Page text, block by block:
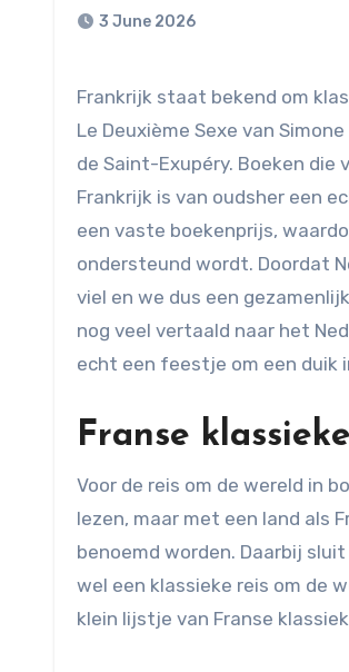
3 June 2026
Frankrijk staat bekend om klassiekers als Les Misérables van Victor Hugo,
Le Deuxième Sexe van
de Saint-Exupéry. Boeken die
Frankrijk is van oudsher een
een vaste boekenprijs,
ondersteund wordt. Doordat
viel en we dus een
nog veel vertaald naar het
echt een feestje om een duik
Franse
Voor de reis om de wereld in
lezen, maar met een land als
benoemd worden. Daarbij
wel een klassieke reis om de
klein lijstje van Franse